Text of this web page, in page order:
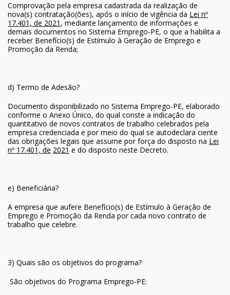
Comprovação pela empresa cadastrada da realização de
nova(s) contratação(ões), após o início de vigência da Lei nº
17.401, de 2021 , mediante lançamento de informações e
demais documentos no Sistema Emprego-PE, o que a habilita a
receber Benefício(s) de Estímulo à Geração de Emprego e
Promoção da Renda;
d) Termo de Adesão?
Documento disponibilizado no Sistema Emprego-PE, elaborado
conforme o Anexo Único, do qual conste a indicação do
quantitativo de novos contratos de trabalho celebrados pela
empresa credenciada e por meio do qual se autodeclara ciente
das obrigações legais que assume por força do disposto na Lei
nº 17.401, de 2021 e do disposto neste Decreto.
e) Beneficiária?
A empresa que aufere Benefício(s) de Estímulo à Geração de
Emprego e Promoção da Renda por cada novo contrato de
trabalho que celebre.
3) Quais são os objetivos do programa?
São objetivos do Programa Emprego-PE: